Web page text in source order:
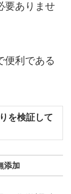
要ありませ
便利である
を検証して
添加